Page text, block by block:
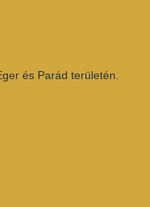
és Parád területén.